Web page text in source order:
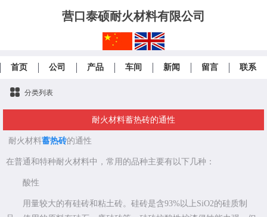
营口泰硕耐火材料有限公司
首页 公司 产品 车间 新闻 留言 联系
分类列表
耐火材料蓄热砖的通性
耐火材料蓄热砖的通性
在普通和特种耐火材料中，常用的品种主要有以下几种：
酸性
用量较大的有硅砖和粘土砖。硅砖是含93%以上SiO2的硅质制